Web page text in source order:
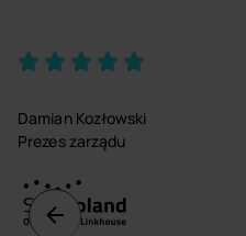
Damian Kozłowski
Prezes zarządu